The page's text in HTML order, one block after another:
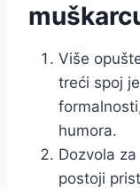
Više
treći spoj
humora.
Dozvola
postoji